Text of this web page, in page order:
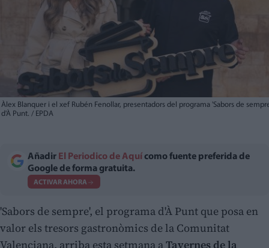
Àlex Blanquer i el xef Rubén Fenollar, presentadors del programa 'Sabors de
d'À Punt. / EPDA
Añadir El Periodico de Aquí como fuente preferida de
Google de forma gratuita.
ACTIVAR AHORA
'Sabors de sempre', el programa d'À Punt que posa en
valor els tresors gastronòmics de la Comunitat
Valenciana, arriba esta setmana aTavernes de la